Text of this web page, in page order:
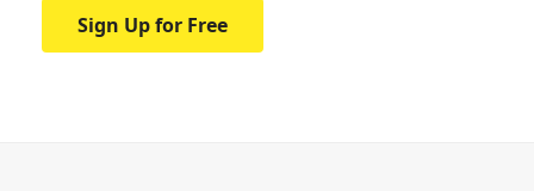
Sign Up for Free